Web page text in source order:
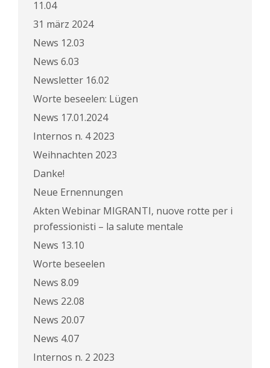
11.04
31 märz 2024
News 12.03
News 6.03
Newsletter 16.02
Worte beseelen: Lügen
News 17.01.2024
Internos n. 4 2023
Weihnachten 2023
Danke!
Neue Ernennungen
Akten Webinar MIGRANTI, nuove rotte per i
professionisti – la salute mentale
News 13.10
Worte beseelen
News 8.09
News 22.08
News 20.07
News 4.07
Internos n. 2 2023